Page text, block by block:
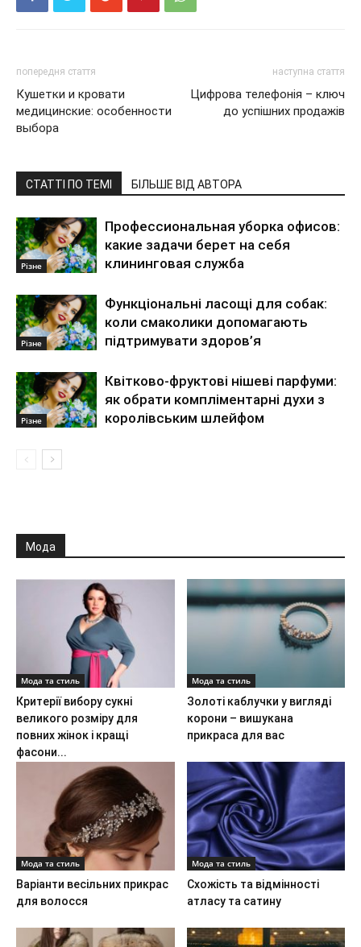
попередня стаття
Кушетки и кровати
медицинские: особенности
выбора
наступна стаття
Цифрова телефонія – ключ
до успішних продажів
СТАТТІ ПО ТЕМІ БІЛЬШЕ ВІД АВТОРА
Різне
Профессиональная уборка офисов:
какие задачи берет на себя
клининговая служба
Різне
Функціональні ласощі для собак:
коли смаколики допомагають
підтримувати здоров’я
Різне
Квітково-фруктові нішеві парфуми:
як обрати компліментарні духи з
королівським шлейфом
Мода
Мода та стиль
Критерії вибору сукні
великого розміру для
повних жінок і кращі
фасони...
Мода та стиль
Золоті каблучки у вигляді
корони – вишукана
прикраса для вас
Мода та стиль
Варіанти весільних прикрас
для волосся
Мода та стиль
Схожість та відмінності
атласу та сатину